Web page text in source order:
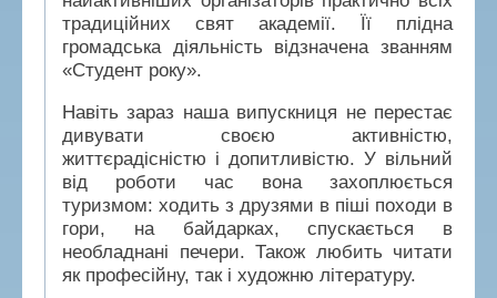
традиційних свят академії. Її плідна
громадська діяльність відзначена званням
«Студент року».
Навіть зараз наша випускниця не перестає
дивувати своєю активністю,
життєрадісністю і допитливістю. У вільний
від роботи час вона захоплюється
туризмом: ходить з друзями в піші походи в
гори, на байдарках, спускається в
необладнані печери. Також любить читати
як професійну, так і художню літературу.